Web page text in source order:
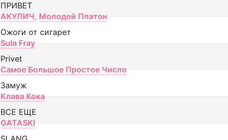
ПРИВЕТ
АКУЛИЧ, Молодой Платон
Ожоги от сигарет
Sula Fray
Privet
Самое Большое Простое Число
Замуж
Клава Кока
ВСЕ ЕЩЕ
GATASKI